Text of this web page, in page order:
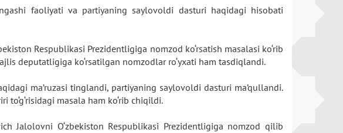
faoliyati va partiyaning saylovoldi dasturi haqidagi hisobati
Respublikasi Prezidentligiga nomzod ko‘rsatish masalasi ko‘rib
deputatligiga ko‘rsatilgan nomzodlar ro‘yxati ham tasdiqlandi.
ma’ruzasi tinglandi, partiyaning saylovoldi dasturi ma’qullandi.
masala ham ko‘rib chiqildi.
Jalolovni O‘zbekiston Respublikasi Prezidentligiga nomzod qilib